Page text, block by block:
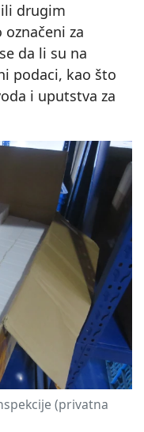
drugim
za
da li su na
podaci, kao što
i uputstva za
(privatna